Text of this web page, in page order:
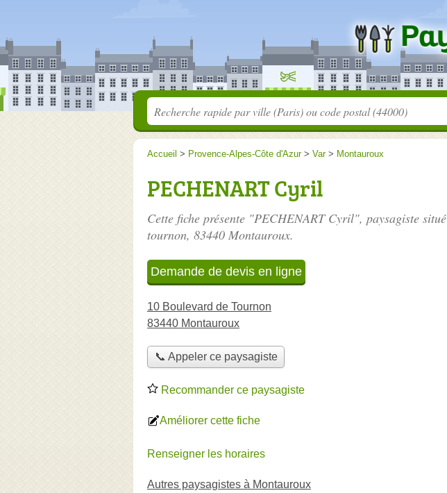
Accueil > Provence-Alpes-Côte d'Azur> Var> Montauroux
PECHENART Cyril
Cette fiche présente "PECHENART Cyril", paysagiste situé
tournon, 83440 Montauroux.
Demande de devis en ligne
10 Boulevard de Tournon
83440 Montauroux
📞 Appeler ce paysagiste
Recommander ce paysagiste
Améliorer cette fiche
Renseigner les horaires
Autres paysagistes à Montauroux